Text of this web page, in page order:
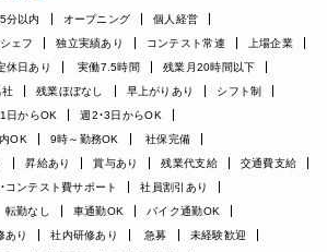
分以内 オープニング
個人経営
ェフ 独立実績あり コンテスト常連
上場企業
休日あり 実働7.5時間
残業月20時間以下
社 残業ほぼなし 早上がりあり
シフト制
日からOK
週2・3日からOK
OK 9時～勤務OK
社保完備
昇給あり 賞与あり 残業代支給
交通費支給
コンテスト費サポート
社員割引あり
転勤なし 車通勤OK
バイク通勤OK
あり 社内研修あり 急募
未経験歓迎